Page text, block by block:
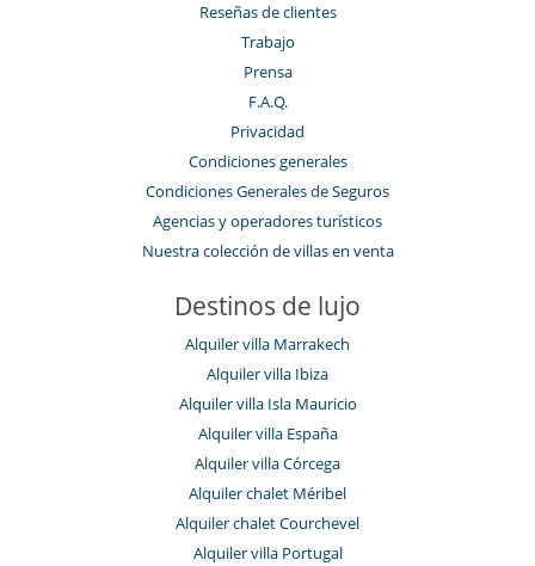
Reseñas de clientes
Trabajo
Prensa
F.A.Q.
Privacidad
Condiciones generales
Condiciones Generales de Seguros
Agencias y operadores turísticos
Nuestra colección de villas en venta
Destinos de lujo
Alquiler villa Marrakech
Alquiler villa Ibiza
Alquiler villa Isla Mauricio
Alquiler villa España
Alquiler villa Córcega
Alquiler chalet Méribel
Alquiler chalet Courchevel
Alquiler villa Portugal